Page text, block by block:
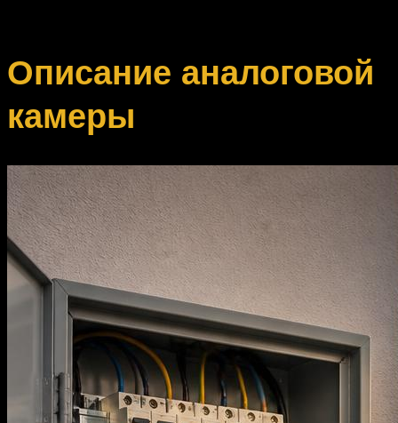
Описание аналоговой
камеры